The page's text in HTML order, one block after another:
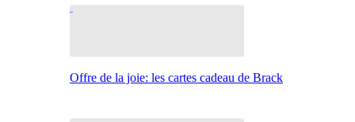
Offre de la joie: les cartes cadeau de Brack